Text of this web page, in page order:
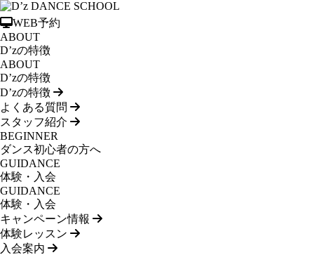
WEB予約
ABOUT
D’zの特徴
ABOUT
D’zの特徴
D’zの特徴
よくある質問
スタッフ紹介
BEGINNER
ダンス初心者の方へ
GUIDANCE
体験・入会
GUIDANCE
体験・入会
キャンペーン情報
体験レッスン
入会案内